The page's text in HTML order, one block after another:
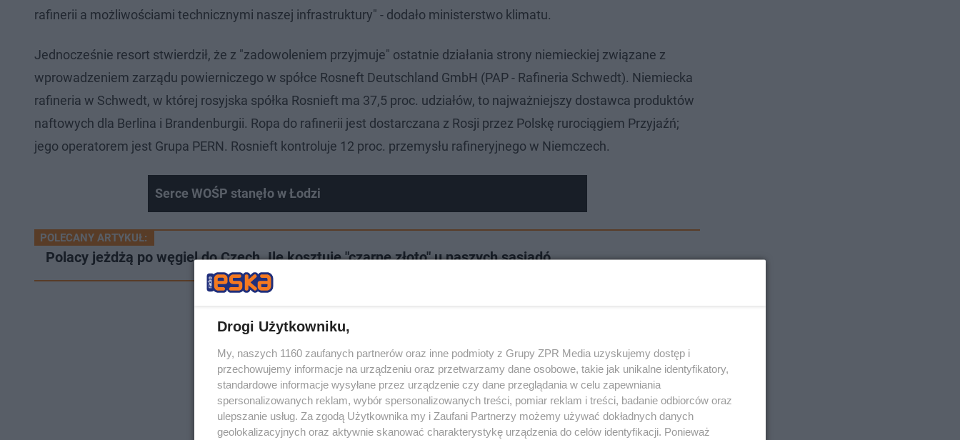
rafinerii a możliwościami technicznymi naszej infrastruktury" - dodało ministerstwo klimatu.
Jednocześnie resort stwierdził, że z "zadowoleniem przyjmuje" ostatnie działania strony niemieckiej związane z
wprowadzeniem zarządu powierniczego w spółce Rosneft Deutschland GmbH (PAP - Rafineria Schwedt). Niemiecka
rafineria w Schwedt, w której rosyjska spółka Rosnieft ma 37,5 proc. udziałów, to najważniejszy dostawca produktów
naftowych dla Berlina i Brandenburgii. Ropa do rafinerii jest dostarczana z Rosji przez Polskę rurociągiem Przyjaźń;
jego operatorem jest Grupa PERN. Rosnieft kontroluje 12 proc. przemysłu rafineryjnego w Niemczech.
Serce WOŚP stanęło w Łodzi
POLECANY ARTYKUŁ:
Polacy jeżdżą po węgiel do Czech. Ile kosztuje "czarne złoto" u naszych sąsiadó…
Drogi Użytkowniku,
My, naszych 1160 zaufanych partnerów oraz inne podmioty z Grupy ZPR Media uzyskujemy dostęp i
przechowujemy informacje na urządzeniu oraz przetwarzamy dane osobowe, takie jak unikalne identyfikatory,
standardowe informacje wysyłane przez urządzenie czy dane przeglądania w celu zapewniania
spersonalizowanych reklam, wybór spersonalizowanych treści, pomiar reklam i treści, badanie odbiorców oraz
ulepszanie usług. Za zgodą Użytkownika my i Zaufani Partnerzy możemy używać dokładnych danych
geolokalizacyjnych oraz aktywnie skanować charakterystykę urządzenia do celów identyfikacji. Ponieważ